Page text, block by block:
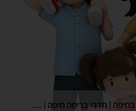
אטרקציות למשפחות בחיפה | חדרי בריחה חיפה | גלדיאטור